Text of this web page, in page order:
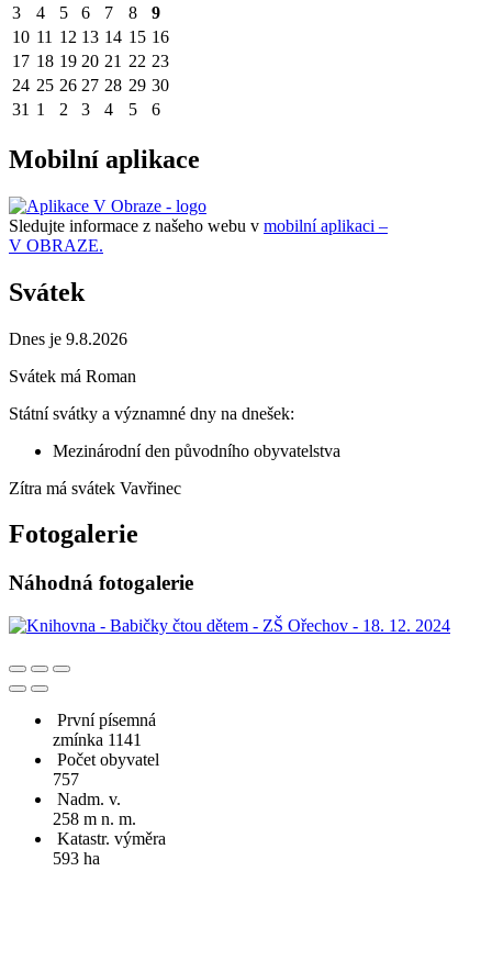
3
4 5 6 7 8
9
10 11 12 13 14 15 16
17 18 19 20 21 22 23
24 25 26 27 28 29 30
31 1 2 3 4 5 6
Mobilní aplikace
Sledujte informace z našeho webu v mobilní aplikaci –
V OBRAZE.
Svátek
Dnes je 9.8.2026
Svátek má Roman
Státní svátky a významné dny na dnešek:
Mezinárodní den původního obyvatelstva
Zítra má svátek Vavřinec
Fotogalerie
Náhodná fotogalerie
První písemná
zmínka 1141
Počet obyvatel
757
Nadm. v.
258 m n. m.
Katastr. výměra
593 ha